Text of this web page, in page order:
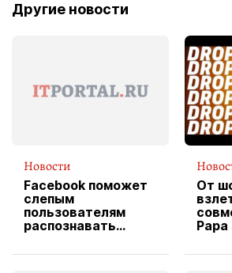
Другие новости
Новости
Facebook поможет
слепым
пользователям
распознавать
От
Papa